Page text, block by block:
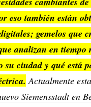
eso también están
gemelos que
analizan en tiempo
su ciudad y qué está
Actualmente
Siemensstadt en